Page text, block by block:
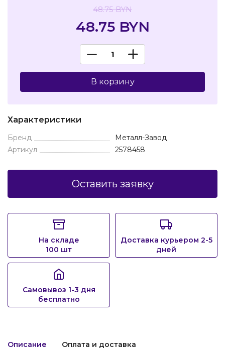
48.75 BYN
48.75 BYN
В корзину
Характеристики
Бренд
Металл-Завод
Артикул
2578458
Оставить заявку
На складе
100 шт
Доставка курьером 2-5
дней
Самовывоз 1-3 дня
бесплатно
Описание Оплата и доставка